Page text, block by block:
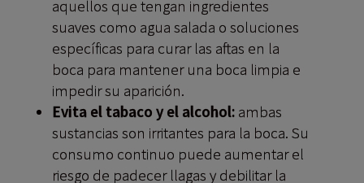
aquellos que tengan ingredientes
suaves como agua salada o soluciones
específicas para curar las aftas en la
boca para mantener una boca limpia e
impedir su aparición.
Evita el tabaco y el alcohol:ambas
sustancias son irritantes para la boca. Su
consumo continuo puede aumentar el
riesgo de padecer llagas y debilitar la